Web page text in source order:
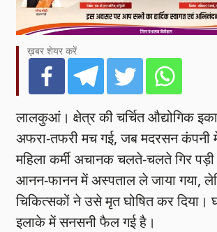
ख़बर शेयर करें
लालकुआं। क्षेत्र की चर्चित औद्योगिक
अफरा-तफरी मच गई, जब मदरसन कंपनी
महिला कर्मी अचानक चलते-चलते गिर
आनन-फानन में अस्पताल ले जाया गया,
चिकित्सकों ने उसे मृत घोषित कर दिया।
इलाके में सनसनी फैल गई है।